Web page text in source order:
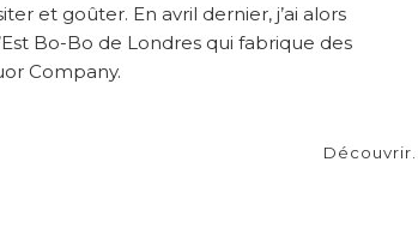
et goûter. En avril dernier, j’ai alors
Bo-Bo de Londres qui fabrique des
Company.
Découvrir...